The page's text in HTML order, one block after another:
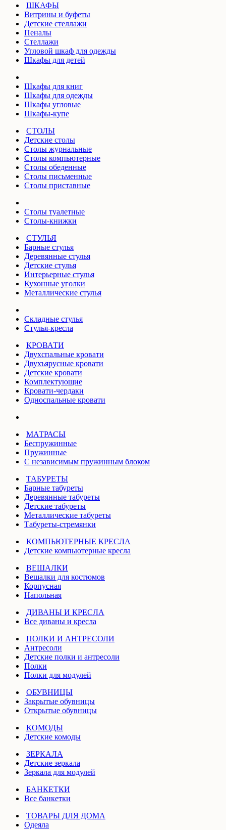
ШКАФЫ
Витрины и буфеты
Детские стеллажи
Пеналы
Стеллажи
Угловой шкаф для одежды
Шкафы для детей
Шкафы для книг
Шкафы для одежды
Шкафы угловые
Шкафы-купе
СТОЛЫ
Детские столы
Столы журнальные
Столы компьютерные
Столы обеденные
Столы письменные
Столы приставные
Столы туалетные
Столы-книжки
СТУЛЬЯ
Барные стулья
Деревянные стулья
Детские стулья
Интерьерные стулья
Кухонные уголки
Металлические стулья
Складные стулья
Стулья-кресла
КРОВАТИ
Двухспальные кровати
Двухъярусные кровати
Детские кровати
Комплектующие
Кровати-чердаки
Односпальные кровати
МАТРАСЫ
Беспружинные
Пружинные
С независимым пружинным блоком
ТАБУРЕТЫ
Барные табуреты
Деревянные табуреты
Детские табуреты
Металлические табуреты
Табуреты-стремянки
КОМПЬЮТЕРНЫЕ КРЕСЛА
Детские компьютерные кресла
ВЕШАЛКИ
Вешалки для костюмов
Корпусная
Напольная
ДИВАНЫ И КРЕСЛА
Все диваны и кресла
ПОЛКИ И АНТРЕСОЛИ
Антресоли
Детские полки и антресоли
Полки
Полки для модулей
ОБУВНИЦЫ
Закрытые обувницы
Открытые обувницы
КОМОДЫ
Детские комоды
ЗЕРКАЛА
Детские зеркала
Зеркала для модулей
БАНКЕТКИ
Все банкетки
ТОВАРЫ ДЛЯ ДОМА
Одеяла